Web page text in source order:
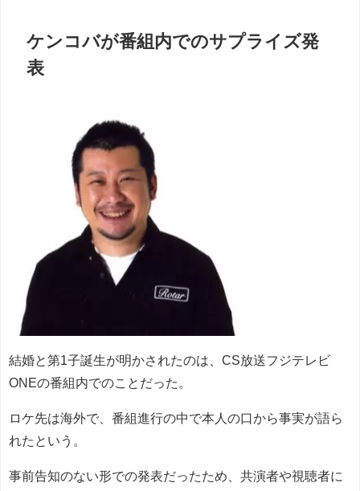
ケンコバが番組内でのサプライズ発
表
結婚と第1子誕生が明かされたのは、CS放送フジテレビ
ONEの番組内でのことだった。
ロケ先は海外で、番組進行の中で本人の口から事実が語ら
れたという。
事前告知のない形での発表だったため、共演者や視聴者に